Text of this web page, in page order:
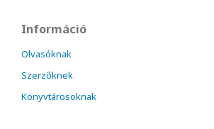
Információ
Olvasóknak
Szerzőknek
Könyvtárosoknak